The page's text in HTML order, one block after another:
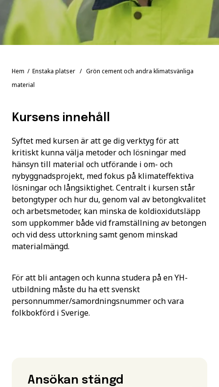
Hem / Enstaka platser / Grön cement och andra klimatsvänliga
material
Kursens innehåll
Syftet med kursen är att ge dig verktyg för att
kritiskt kunna välja metoder och lösningar med
hänsyn till material och utförande i om- och
nybyggnadsprojekt, med fokus på klimateffektiva
lösningar och långsiktighet. Centralt i kursen står
betongtyper och hur du, genom val av betongkvalitet
och arbetsmetoder, kan minska de koldioxidutsläpp
som uppkommer både vid framställning av betongen
och vid dess uttorkning samt genom minskad
materialmängd.
För att bli antagen och kunna studera på en YH-
utbildning måste du ha ett svenskt
personnummer/samordningsnummer och vara
folkbokförd i Sverige.
Ansökan stängd